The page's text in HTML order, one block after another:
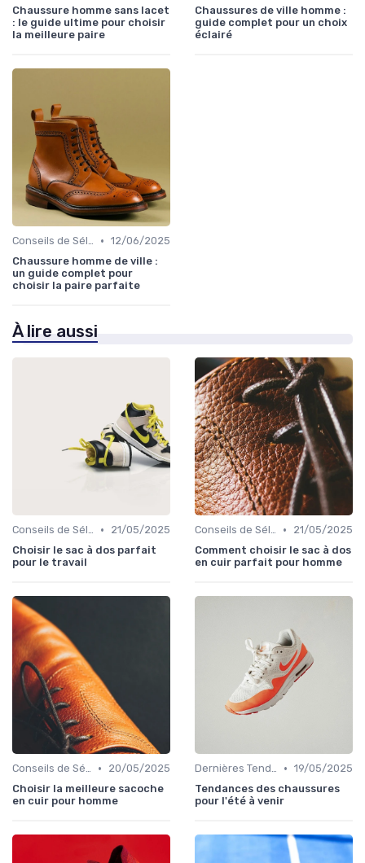
Chaussure homme sans lacet
: le guide ultime pour choisir
la meilleure paire
Chaussures de ville homme :
guide complet pour un choix
éclairé
Conseils de Sélection • 12/06/2025
Chaussure homme de ville :
un guide complet pour
choisir la paire parfaite
À lire aussi
Conseils de Sélection •
21/05/2025
Choisir le sac à dos parfait
pour le travail
Conseils de Sélection •
21/05/2025
Comment choisir le sac à dos
en cuir parfait pour homme
Conseils de Sélection •
20/05/2025
Choisir la meilleure sacoche
en cuir pour homme
Dernières Tendances • 19/05/2025
Tendances des chaussures
pour l'été à venir